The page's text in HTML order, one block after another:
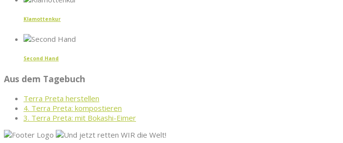
Klamottenkur
Second Hand
Aus dem Tagebuch
Terra Preta herstellen
4. Terra Preta: kompostieren
3. Terra Preta: mit Bokashi-Eimer